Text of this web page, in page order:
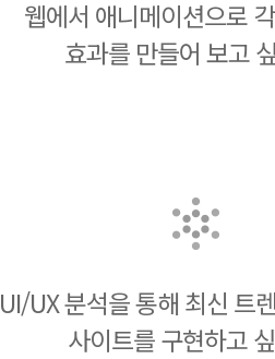
웹에서 애니메이션으로
효과를 만들어 보고
UI/UX 분석을 통해 최신 트
사이트를 구현하고